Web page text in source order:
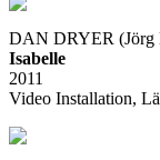
DAN DRYER (Jörg
Isabelle
2011
Video Installation,